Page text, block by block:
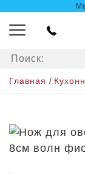
Главная /